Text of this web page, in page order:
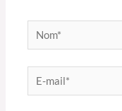
Nom*
E-
mail*